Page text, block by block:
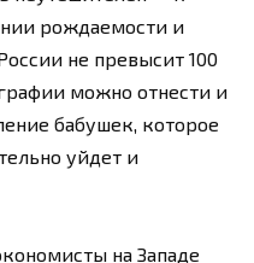
рождаемости и
не превысит 100
можно отнести и
бабушек, которое
уйдет и
на Западе